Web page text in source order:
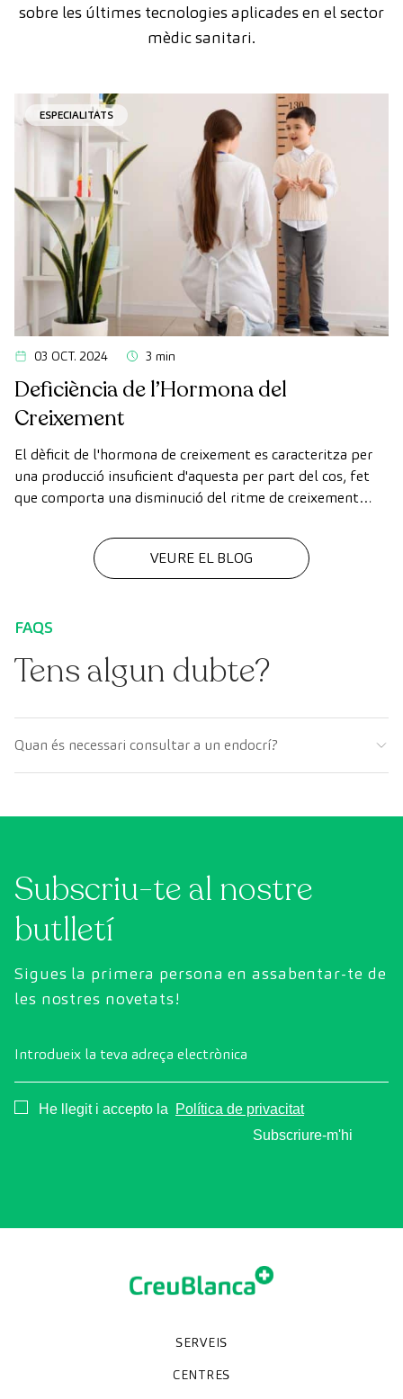
sobre les últimes tecnologies aplicades en el sector
mèdic sanitari.
ESPECIALITATS
03 OCT. 2024 3 min
Deficiència de l’Hormona del
Creixement
El dèficit de l'hormona de creixement es caracteritza per
una producció insuficient d'aquesta per part del cos, fet
que comporta una disminució del ritme de creixement
endocrinòleg pediàtric, t'explica les causes, símptomes,
diagnòstic i tractament d'aquest dèficit hormonal en la
VEURE EL BLOG
FAQS
Tens algun dubte?
Quan és necessari consultar a un endocrí?
Subscriu-te al nostre
butlletí
Sigues la primera persona en assabentar-te de
les nostres novetats!
Introdueix la teva adreça electrònica
Consentimiento
He llegit i accepto la
Política de privacitat
Subscriure-m'hi
SERVEIS
Especialitats
Proves diagnòstiques
Revisions mèdiques
Unitats especialitzades
CENTRES